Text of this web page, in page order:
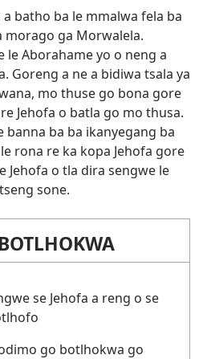
batho ba le mmalwa fela ba
morago ga Morwalela.
le Aborahame yo o neng a
Goreng a ne a bidiwa tsala ya
mo thuse go bona gore
Jehofa o batla go mo thusa.
banna ba ba ikanyegang ba
rona re ka kopa Jehofa gore
Jehofa o tla dira sengwe le
sone.
se Jehofa a reng o se
go botlhokwa go